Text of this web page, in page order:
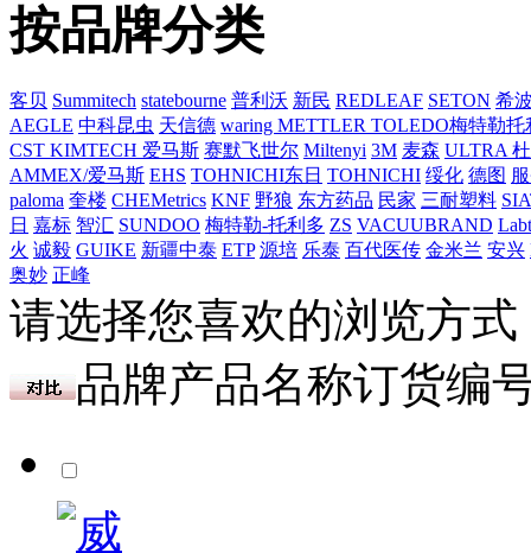
按品牌分类
客贝 Summitech statebourne 普利沃 新民 REDLEAF SETON 希
AEGLE 中科昆虫 天信德 waring METTLER TOLEDO梅特勒托
CST KIMTECH 爱马斯 赛默飞世尔 Miltenyi 3M 麦森 ULTRA
AMMEX/爱马斯 EHS TOHNICHI东日 TOHNICHI 绥化 德图
paloma 奎楼 CHEMetrics KNF 野狼 东方药品 民家 三耐塑料
日 嘉标 智汇 SUNDOO 梅特勒-托利多 ZS VACUUBRAND
火 诚毅 GUIKE 新疆中泰 ETP 源培 乐泰 百代医传 金米兰 安兴
奥妙 正峰
请选择您喜欢的浏览方式
品牌产品名称订货编